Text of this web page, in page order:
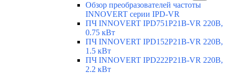
Обзор преобразователей частоты
INNOVERT серии IPD-VR
ПЧ INNOVERT IPD751P21B-VR 220В,
0.75 кВт
ПЧ INNOVERT IPD152P21B-VR 220В,
1.5 кВт
ПЧ INNOVERT IPD222P21B-VR 220В,
2.2 кВт